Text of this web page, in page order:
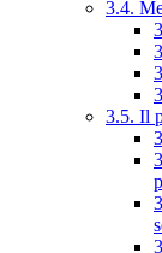
3.4.
3.5. Il